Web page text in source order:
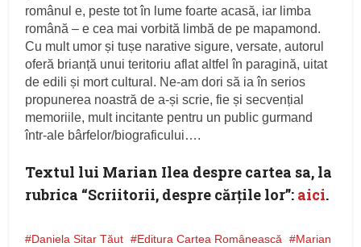
românul e, peste tot în lume foarte acasă, iar limba
română – e cea mai vorbită limbă de pe mapamond.
Cu mult umor și tușe narative sigure, versate, autorul
oferă brianță unui teritoriu aflat altfel în paragină, uitat
de edili și mort cultural. Ne-am dori să ia în serios
propunerea noastră de a-și scrie, fie și secvențial
memoriile, mult incitante pentru un public gurmand
într-ale bârfelor/biograficului….
Textul lui Marian Ilea despre cartea sa, la
rubrica “Scriitorii, despre cărţile lor”: aici.
Daniela Sitar Tăut Editura Cartea Românească
Marian